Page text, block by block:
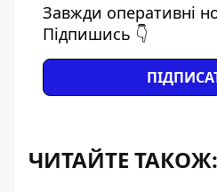
Завжди оперативні
Підпишись 👇
ЧИТАЙТЕ ТАКОЖ: